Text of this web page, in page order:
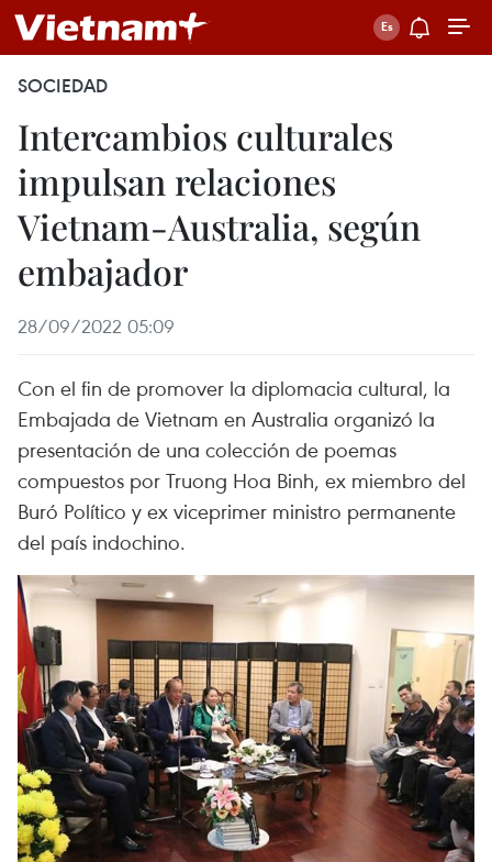
SOCIEDAD
Intercambios culturales
impulsan relaciones
Vietnam-Australia, según
embajador
28/09/2022 05:09
Con el fin de promover la diplomacia cultural, la
Embajada de Vietnam en Australia organizó la
presentación de una colección de poemas
compuestos por Truong Hoa Binh, ex miembro del
Buró Político y ex viceprimer ministro permanente
del país indochino.